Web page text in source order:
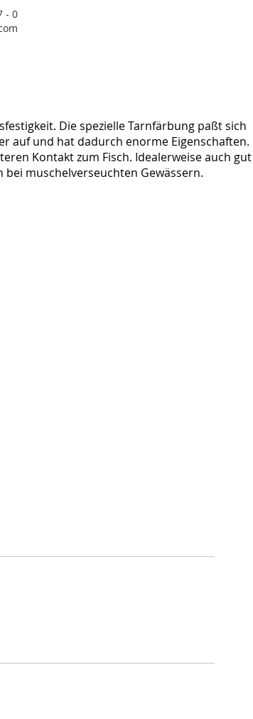
- 0
Die spezielle Tarnfärbung paßt sich
auf und hat dadurch enorme Eigenschaften.
Kontakt zum Fisch. Idealerweise auch gut
muschelverseuchten Gewässern.